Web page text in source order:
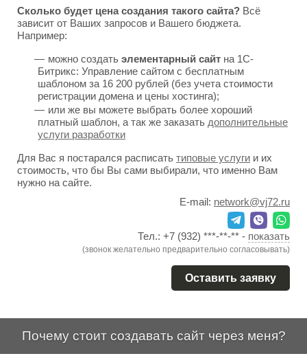
Сколько будет цена создания такого сайта? Всё
зависит от Ваших запросов и Вашего бюджета.
Например:
можно создать элементарный сайт на 1С-
Битрикс: Управление сайтом с бесплатным
шаблоном за 16 200 рублей (без учета стоимости
регистрации домена и цены хостинга);
или же вы можете выбрать более хороший
платный шаблон, а так же заказать дополнительные
услуги разработки
Для Вас я постарался расписать типовые услуги и их
стоимость, что бы Вы сами выбирали, что именно Вам
нужно на сайте.
E-mail: network@vj72.ru
Тел.: +7 (932) ***-**-** - показать
(звонок желательно предварительно согласовывать)
Оставить заявку
Почему стоит создавать сайт через меня?